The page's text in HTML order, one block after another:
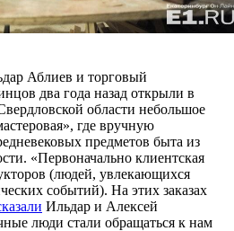
Аблиев и торговый
два года назад открыли в
области небольшое
где вручную
предметов быта из
«Первоначально клиентская
(людей, увлекающихся
событий). На этих заказах
Ильдар и Алексей
люди стали обращаться к нам